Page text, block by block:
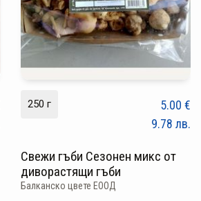
250 г 5.00 €
9.78 лв.
Свежи гъби Сезонен микс от
диворастящи гъби
Балканско цвете ЕООД